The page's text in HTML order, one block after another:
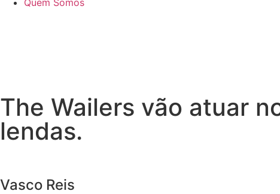
Quem Somos
The Wailers vão atuar
lendas.
Vasco Reis